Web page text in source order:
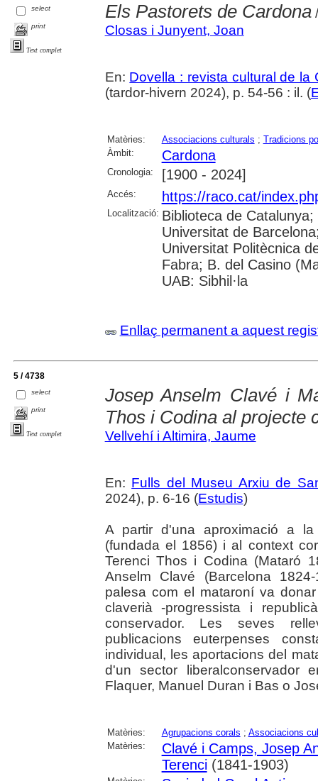
select
print
Text complet
Els Pastorets de Cardona/
Closas i Junyent, Joan
En: Dovella : revista cultural de la
(tardor-hivern 2024), p. 54-56 : il. (
Matèries: Associacions culturals ; Tradicions
Àmbit:
Cardona
Cronologia: [1900 - 2024]
Accés: https://raco.cat/
Localització: Biblioteca de
Universitat de
Universitat Politècnica
Fabra; B. del Casino
UAB: Sibhil·la
Enllaç permanent a aquest
5 / 4738
select
print
Text complet
Josep Anselm Clavé i
Thos i Codina al projecte
Vellvehí i Altimira, Jaume
En: Fulls del Museu Arxiu de
2024), p. 6-16 (Estudis)
A partir d'una aproximació a
(fundada el 1856) i al context
Terenci Thos i Codina (Mataró
Anselm Clavé (Barcelona
palesa com el mataroní va
claverià -progressista i
conservador. Les seves
publicacions euterpenses
individual, les aportacions del
d'un sector liberalconservador
Flaquer, Manuel Duran i Bas o
Matèries: Agrupacions corals ; Associacions
Matèries:
Clavé i Camps, Josep
Terenci(1841-1903)